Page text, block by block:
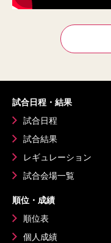
試合日程・結果
試合日程
試合結果
レギュレーション
試合会場一覧
順位・成績
順位表
個人成績